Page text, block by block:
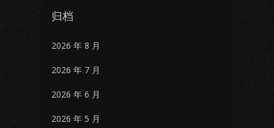
归档
2026 年 8 月
2026 年 7 月
2026 年 6 月
2026 年 5 月